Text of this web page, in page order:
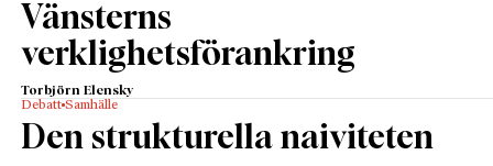
Vänsterns
verklighetsförankring
Torbjörn Elensky
Debatt Samhälle
Den strukturella naiviteten